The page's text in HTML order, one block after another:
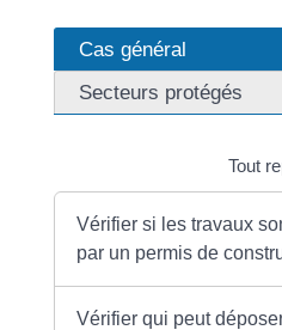
Cas général
Secteurs protégés
Tout
Vérifier si les travaux
par un permis de
Vérifier qui peut